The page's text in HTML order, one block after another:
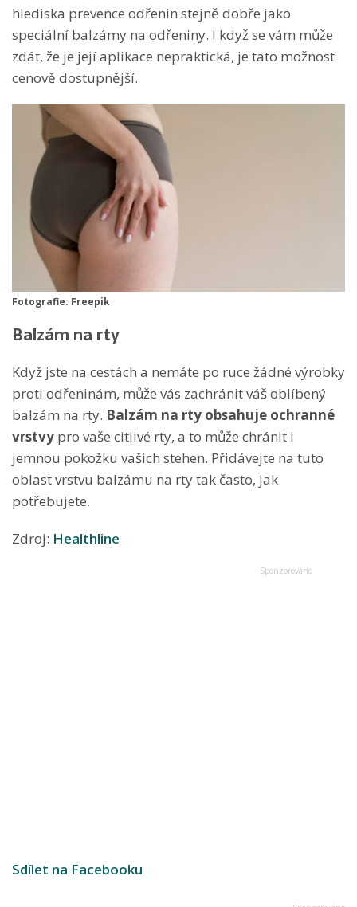
hlediska prevence odřenin stejně dobře jako
speciální balzámy na odřeniny. I když se vám může
zdát, že je její aplikace nepraktická, je tato možnost
cenově dostupnější.
Fotografie: Freepik
Balzám na rty
Když jste na cestách a nemáte po ruce žádné výrobky
proti odřeninám, může vás zachránit váš oblíbený
balzám na rty. Balzám na rty obsahuje ochranné
vrstvy pro vaše citlivé rty, a to může chránit i
jemnou pokožku vašich stehen. Přidávejte na tuto
oblast vrstvu balzámu na rty tak často, jak
potřebujete.
Zdroj: Healthline
Sdílet na Facebooku